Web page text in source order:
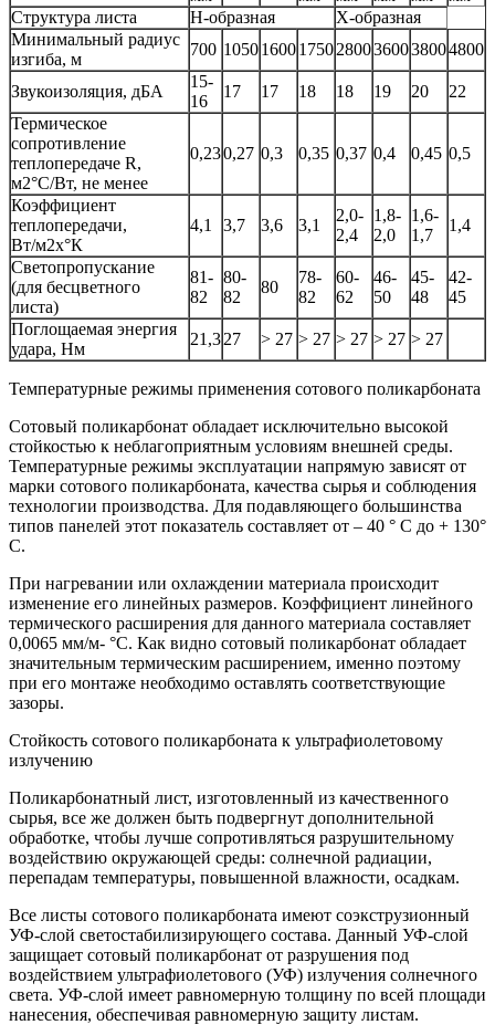
Структура листа
Н-образная
Х-образная
Минимальный радиус
изгиба, м
700 1050160017502800360038004800
Звукоизоляция, дБА
15-
16
17 17 18 18 19 20
22
Термическое
сопротивление
теплопередаче R,
м2°С/Вт, не менее
0,230,27 0,3 0,35 0,37 0,4 0,45 0,5
Коэффициент
теплопередачи,
Вт/м2х°К
4,1 3,7 3,6 3,1
2,0-
2,4
1,8-
2,0
1,6-
1,7
1,4
Светопропускание
(для бесцветного
листа)
81-
82
80-
82
80
78-
82
60-
62
46-
50
45-
48
42-
45
Поглощаемая энергия
удара, Нм
21,327 > 27 > 27 > 27 > 27 > 27
Температурные режимы применения сотового поликарбоната
Сотовый поликарбонат обладает исключительно высокой
стойкостью к неблагоприятным условиям внешней среды.
Температурные режимы эксплуатации напрямую зависят от
марки сотового поликарбоната, качества сырья и соблюдения
технологии производства. Для подавляющего большинства
типов панелей этот показатель составляет от – 40 ° C до + 130°
C.
При нагревании или охлаждении материала происходит
изменение его линейных размеров. Коэффициент линейного
термического расширения для данного материала составляет
0,0065 мм/м- °C. Как видно сотовый поликарбонат обладает
значительным термическим расширением, именно поэтому
при его монтаже необходимо оставлять соответствующие
зазоры.
Стойкость сотового поликарбоната к ультрафиолетовому
излучению
Поликарбонатный лист, изготовленный из качественного
сырья, все же должен быть подвергнут дополнительной
обработке, чтобы лучше сопротивляться разрушительному
воздействию окружающей среды: солнечной радиации,
перепадам температуры, повышенной влажности, осадкам.
Все листы сотового поликарбоната имеют соэкструзионный
УФ-слой светостабилизирующего состава. Данный УФ-слой
защищает сотовый поликарбонат от разрушения под
воздействием ультрафиолетового (УФ) излучения солнечного
света. УФ-слой имеет равномерную толщину по всей площади
нанесения, обеспечивая равномерную защиту листам.